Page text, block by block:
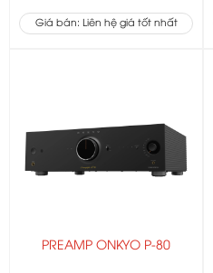
Giá bán: Liên hệ giá tốt nhất
PREAMP ONKYO P-80